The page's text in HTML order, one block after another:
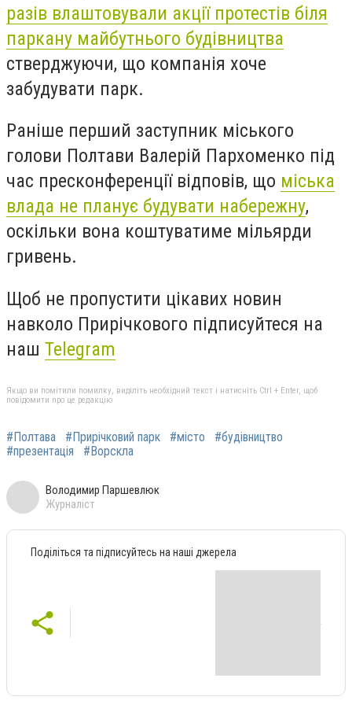
разів влаштовували акції протестів біля
паркану майбутнього будівництва
стверджуючи, що компанія хоче
забудувати парк.
Раніше перший заступник міського
голови Полтави Валерій Пархоменко під
час пресконференції відповів, що міська
влада не планує будувати набережну,
оскільки вона коштуватиме мільярди
гривень.
Щоб не пропустити цікавих новин
навколо Прирічкового підписуйтеся на
наш Telegram
Якщо ви помітили помилку, виділіть необхідний текст і натисніть Ctrl + Enter, щоб
повідомити про це редакцію
#Полтава #Прирічковий парк #місто
#будівництво
#презентація
#Ворскла
Володимир Паршевлюк
Журналіст
Поділіться та підписуйтесь на наші джерела